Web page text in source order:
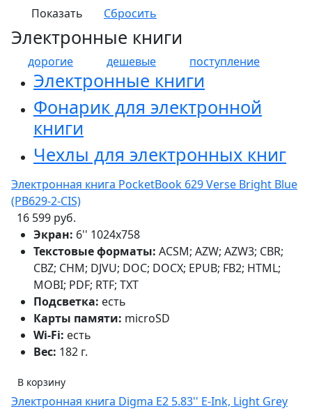
Электронные книги
дорогие дешевые поступление
Электронные книги
Фонарик для электронной
книги
Чехлы для электронных книг
Электронная книга PocketBook 629 Verse Bright Blue
(PB629-2-CIS)
16 599 руб.
Экран: 6'' 1024x758
Текстовые форматы: ACSM; AZW; AZW3; CBR;
CBZ; CHM; DJVU; DOC; DOCX; EPUB; FB2; HTML;
MOBI; PDF; RTF; TXT
Подсветка: есть
Карты памяти: microSD
Wi-Fi: есть
Вес: 182 г.
В корзину
Электронная книга Digma E2 5.83'' E-Ink, Light Grey